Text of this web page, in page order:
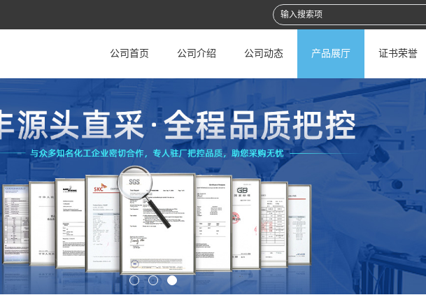
公司首页 公司介绍 公司动态 产品展厅 证书荣誉